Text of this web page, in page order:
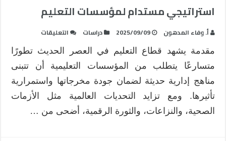
استراتيجي مستدام لمؤسسات التعليم
أ. وفاء المدهون 2025/09/09 دراسات التعليقات
الجودة
الشاملة
في
التعليم:
نحو
تطوير
مقدمة يشهد قطاع التعليم في العصر الحديث تطورًا
متسارعًا يتطلب من المؤسسات التعليمية أن تتبنى
مناهج إدارية حديثة لضمان جودة مخرجاتها واستمرارية
تأثيرها. ومع تزايد التحديات العالمية مثل الأزمات
الصحية، والنزاعات، والثورة الرقمية، أضحى من …